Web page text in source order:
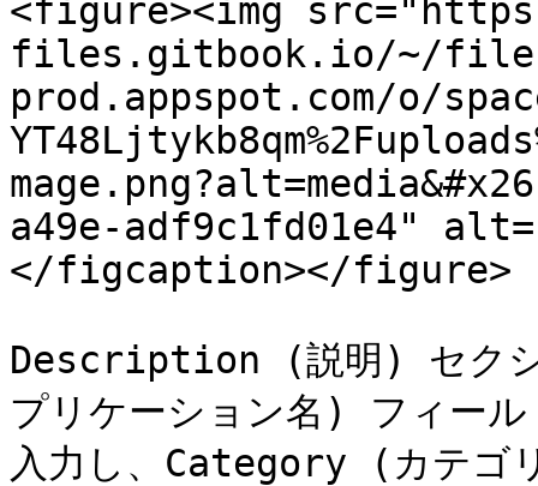
<figure><img
files.gitbook.io/~/
prod.appspot.com/o/
a49e-adf9c1fd01e4"
</figcaption></figure>
Description (説明) セク
プリケーション名) フィー
入力し、Category (カテ